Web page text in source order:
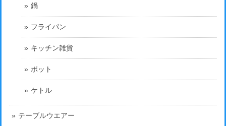
鍋
フライパン
キッチン雑貨
ポット
ケトル
テーブルウエアー